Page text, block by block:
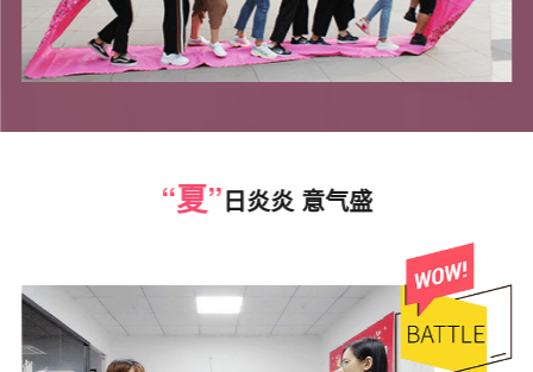
“夏”日炎炎 意气盛